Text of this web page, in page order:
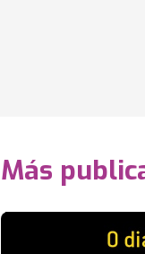
Más